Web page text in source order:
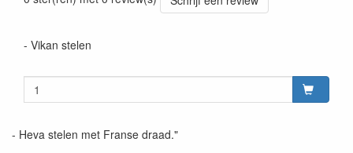
- Vikan stelen
- Heva stelen met Franse draad."